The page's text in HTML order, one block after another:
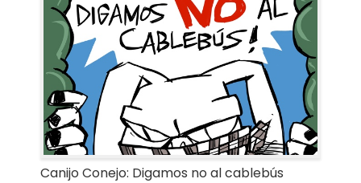
Canijo Conejo: Digamos no al cablebús